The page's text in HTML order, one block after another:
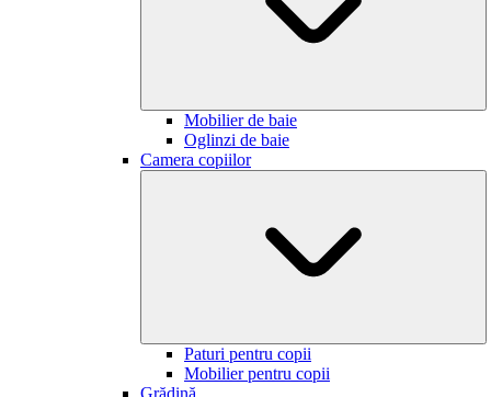
Mobilier de baie
Oglinzi de baie
Camera copiilor
Paturi pentru copii
Mobilier pentru copii
Grădină